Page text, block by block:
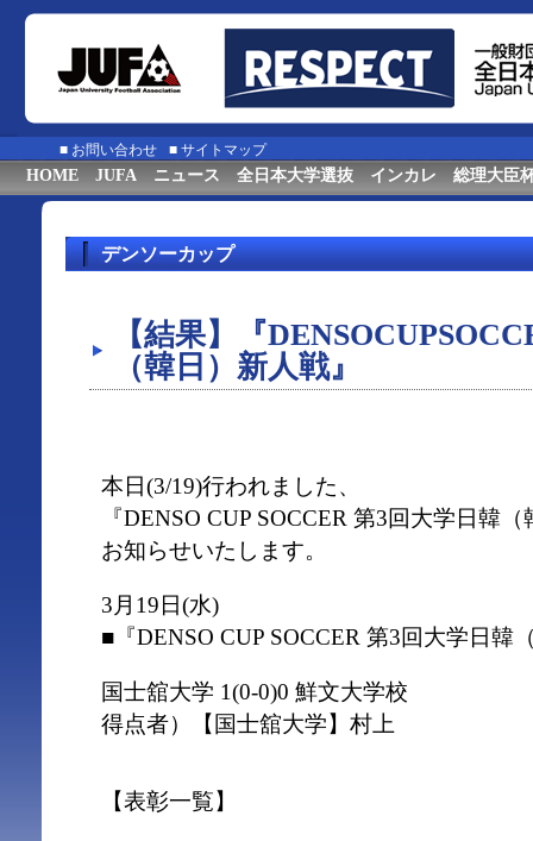
■ お問い合わせ ■ サイトマップ
HOME JUFA ニュース 全日本大学選抜 インカレ 総理大臣
デンソーカップ
【結果】『
（韓日）新人戦』
本日(3/19)行われました、
『DENSO CUP SOCCER 第3回大学日韓
お知らせいたします。
3月19日(水)
■『DENSO CUP SOCCER 第3回大学日韓
国士舘大学 1(0-0)0 鮮文大学校
得点者）【国士舘大学】村上
【表彰一覧】